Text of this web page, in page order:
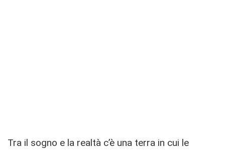
Tra il sogno e la realtà c’è una terra in cui le